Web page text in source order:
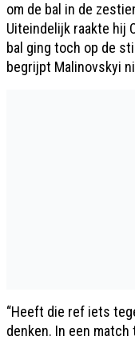
om de bal in de
Uiteindelijk raakte hij
bal ging toch op de
begrijpt Malinovskyi
“Heeft die ref iets
denken. In een